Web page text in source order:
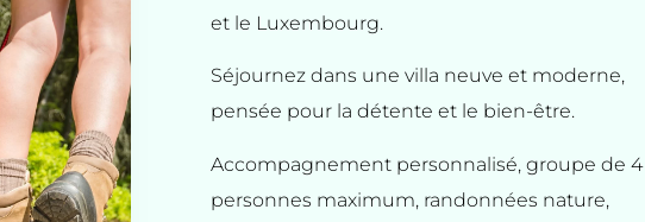
et le Luxembourg.
Séjournez dans une villa neuve et moderne,
pensée pour la détente et le bien-être.
Accompagnement personnalisé, groupe de 4
personnes maximum, randonnées nature,